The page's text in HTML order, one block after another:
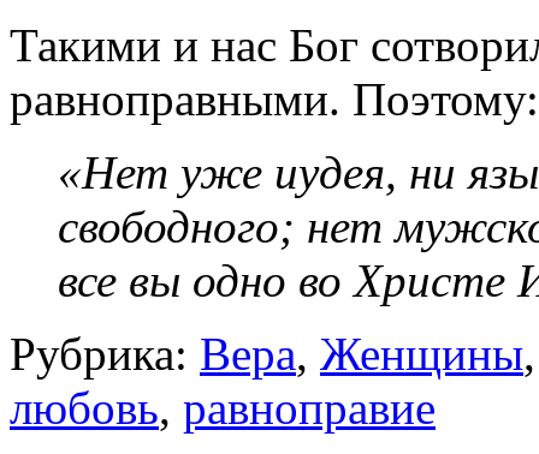
Такими и нас Бог
равноправными. Поэтому:
«Нет уже иудея, ни
свободного; нет
все вы одно во Христе
Рубрика: Вера, Женщины
любовь, равноправие